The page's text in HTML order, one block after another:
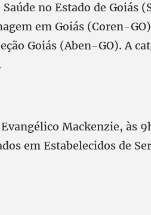
no Estado de Goiás
em Goiás (Coren-
Goiás (Aben-GO). A
Mackenzie, às
em Estabelecidos de